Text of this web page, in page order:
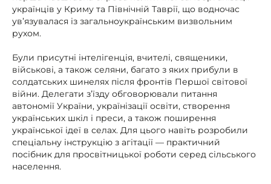
українців у Криму та Північній Таврії, що водночас
ув’язувалася із загальноукраїнським визвольним
рухом.
Були присутні інтелігенція, вчителі, священики,
військові, а також селяни, багато з яких прибули в
солдатських шинелях після фронтів Першої світової
війни. Делегати з’їзду обговорювали питання
автономії України, українізації освіти, створення
українських шкіл і преси, а також поширення
української ідеї в селах. Для цього навіть розробили
спеціальну інструкцію з агітації — практичний
посібник для просвітницької роботи серед сільського
населення.